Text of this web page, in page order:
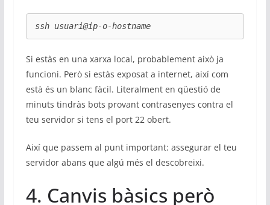
ssh usuari@ip-o-hostname
Si estàs en una xarxa local, probablement això ja
funcioni. Però si estàs exposat a internet, així com
està és un blanc fàcil. Literalment en qüestió de
minuts tindràs bots provant contrasenyes contra el
teu servidor si tens el port 22 obert.
Així que passem al punt important: assegurar el teu
servidor abans que algú més el descobreixi.
4. Canvis bàsics però